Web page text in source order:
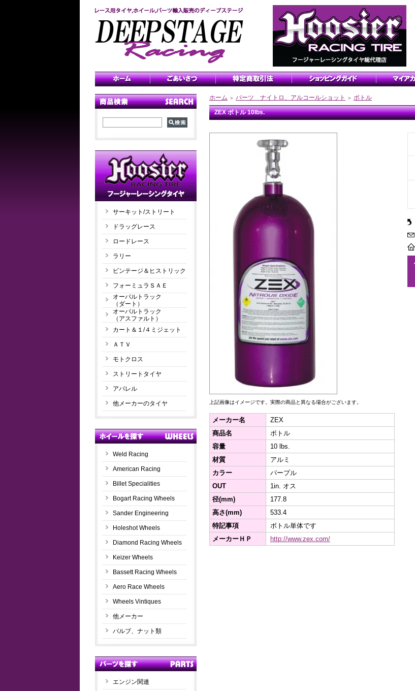
サーキット/ストリート
ドラッグレース
ロードレース
ラリー
ビンテージ＆ヒストリック
フォーミュラＳＡＥ
オーバルトラック
（ダート）
オーバルトラック
（アスファルト）
カート＆１/４ミジェット
ＡＴＶ
モトクロス
ストリートタイヤ
アパレル
他メーカーのタイヤ
Weld Racing
American Racing
Billet Specialities
Bogart Racing Wheels
Sander Engineering
Holeshot Wheels
Diamond Racing Wheels
Keizer Wheels
Bassett Racing Wheels
Aero Race Wheels
Wheels Vintiques
他メーカー
バルブ、ナット類
エンジン関連
ホーム ＞ パーツ ナイトロ、アルコールショット ＞ ボトル
ZEX ボトル 10lbs.
上記画像はイメージです。実際の商品と異なる場合がございます。
メーカー名
ZEX
商品名
ボトル
容量
10 lbs.
材質
アルミ
カラー
パープル
OUT
1in. オス
径(mm)
177.8
高さ(mm)
533.4
特記事項
ボトル単体です
メーカーＨＰ
http://www.zex.com/